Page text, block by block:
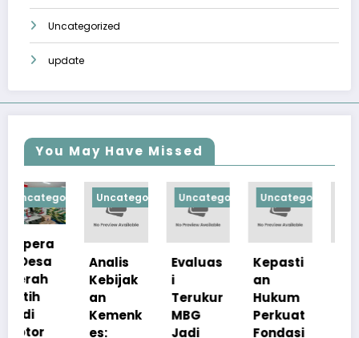
Uncategorized
update
You May Have Missed
Uncategorized
Analis
Kebijak
an
Kemenk
es:
Uncategorized
Evaluas
i
MBG
Uncategorized
Kepasti
Hukum
Perkuat
Fondasi
Apresia
Pemerin
tah
Pastika